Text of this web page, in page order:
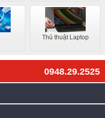
Thủ thuật Laptop
0948.29.2525